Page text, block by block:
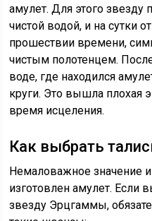
амулет. Для этого звезду
чистой водой, и на сутки
прошествии времени,
чистым полотенцем.
воде, где находился
круги. Это вышла плохая
время исцеления.
Как выбрать
Немаловажное значение
изготовлен амулет. Если
звезду Эрцгаммы,